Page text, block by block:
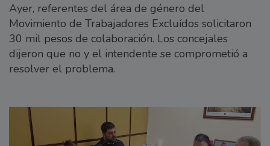
Ayer, referentes del área de género del
Movimiento de Trabajadores Excluídos solicitaron
30 mil pesos de colaboración. Los concejales
dijeron que no y el intendente se comprometió a
resolver el problema.